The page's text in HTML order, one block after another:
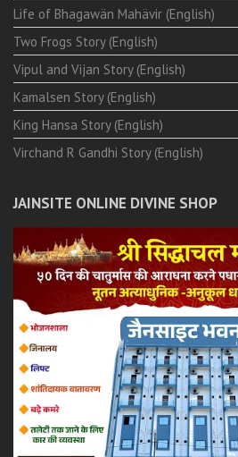
Life of Bhagawän Mahävir (English)
Two Frogs Story (English)
Vipul and Vijan Story (English)
Kamalsen Story (English)
King Hansa Story (English)
Virchand R Gandhi Story (English)
JAINSITE ONLINE DIVINE SHOP